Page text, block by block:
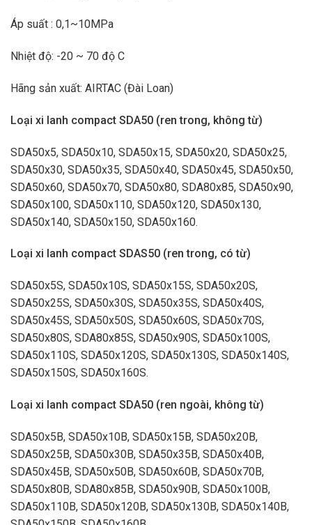
Áp suất : 0,1~10MPa
Nhiệt độ: -20 ~ 70 độ C
Hãng sản xuất: AIRTAC (Đài Loan)
Loại xi lanh compact SDA50 (ren trong, không từ)
SDA50x5, SDA50x10, SDA50x15, SDA50x20, SDA50x25,
SDA50x30, SDA50x35, SDA50x40, SDA50x45, SDA50x50,
SDA50x60, SDA50x70, SDA50x80, SDA80x85, SDA50x90,
SDA50x100, SDA50x110, SDA50x120, SDA50x130,
SDA50x140, SDA50x150, SDA50x160.
Loại xi lanh compact SDAS50 (ren trong, có từ)
SDA50x5S, SDA50x10S, SDA50x15S, SDA50x20S,
SDA50x25S, SDA50x30S, SDA50x35S, SDA50x40S,
SDA50x45S, SDA50x50S, SDA50x60S, SDA50x70S,
SDA50x80S, SDA80x85S, SDA50x90S, SDA50x100S,
SDA50x110S, SDA50x120S, SDA50x130S, SDA50x140S,
SDA50x150S, SDA50x160S.
Loại xi lanh compact SDA50 (ren ngoài, không từ)
SDA50x5B, SDA50x10B, SDA50x15B, SDA50x20B,
SDA50x25B, SDA50x30B, SDA50x35B, SDA50x40B,
SDA50x45B, SDA50x50B, SDA50x60B, SDA50x70B,
SDA50x80B, SDA80x85B, SDA50x90B, SDA50x100B,
SDA50x110B, SDA50x120B, SDA50x130B, SDA50x140B,